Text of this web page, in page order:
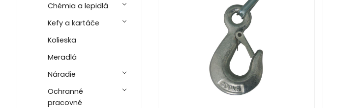
Chémia a lepidlá
Kefy a kartáče
Kolieska
Meradlá
Náradie
Ochranné
pracovné